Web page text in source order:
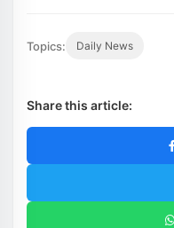
Topics: Daily News
Share this article: